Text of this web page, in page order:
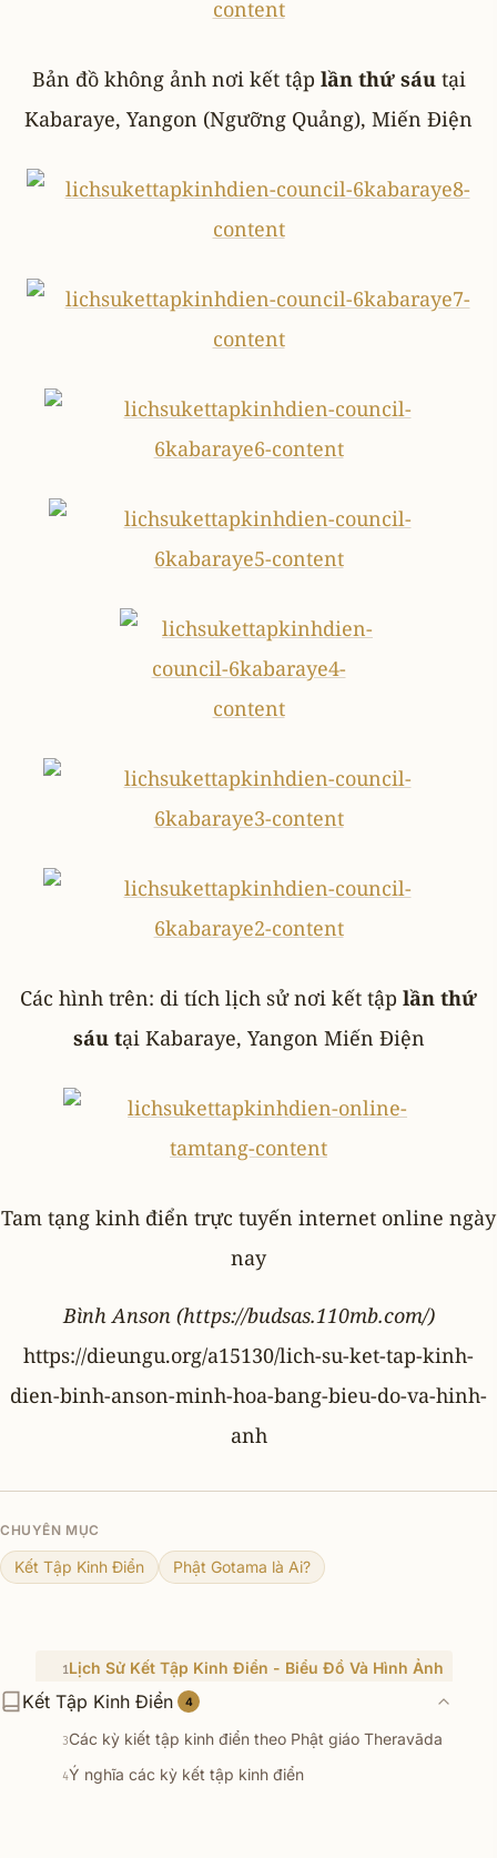
Bản đồ không ảnh nơi kết tập lần thứ sáu tại
Kabaraye, Yangon (Ngưỡng Quảng), Miến Điện
Các hình trên: di tích lịch sử nơi kết tập lần thứ
sáu tại Kabaraye, Yangon Miến Điện
Tam tạng kinh điển trực tuyến internet online ngày
nay
Bình Anson (https://budsas.110mb.com/)
https://dieungu.org/a15130/lich-su-ket-tap-kinh-
dien-binh-anson-minh-hoa-bang-bieu-do-va-hinh-
anh
CHUYÊN MỤC
Kết Tập Kinh Điển Phật Gotama là Ai?
Kết Tập Kinh Điển 4
1Lịch Sử Kết Tập Kinh Điển - Biểu Đồ Và Hình Ảnh
2Lịch sử Kết tập Kinh điển và Truyền giáo
3Các kỳ kiết tập kinh điển theo Phật giáo Theravāda
4Ý nghĩa các kỳ kết tập kinh điển